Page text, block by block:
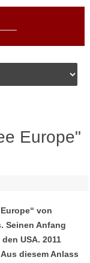
Europe"
von
Seinen Anfang
USA. 2011
diesem Anlass